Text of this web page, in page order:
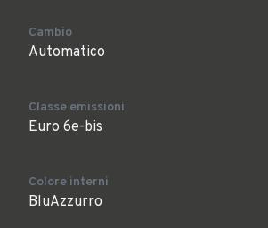
Cambio
Automatico
Classe emissioni
Euro 6e-bis
Colore interni
BluAzzurro